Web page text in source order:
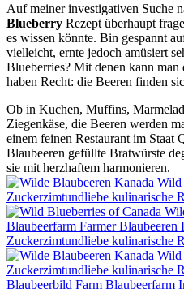
Auf meiner investigativen Suche
Blueberry Rezept überhaupt
es wissen könnte. Bin gespannt
vielleicht, ernte jedoch amüsiert
Blueberries? Mit denen kann
haben Recht: die Beeren finden
Ob in Kuchen, Muffins,
Ziegenkäse, die Beeren werden
einem feinen Restaurant im Staat
Blaubeeren gefüllte Bratwürste
sie mit herzhaftem harmonieren.